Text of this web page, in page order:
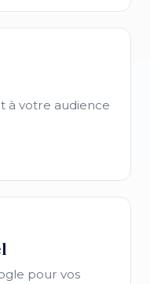
à votre audience
pour vos